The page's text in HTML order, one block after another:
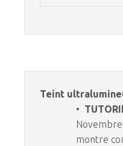
Teint
•
montre